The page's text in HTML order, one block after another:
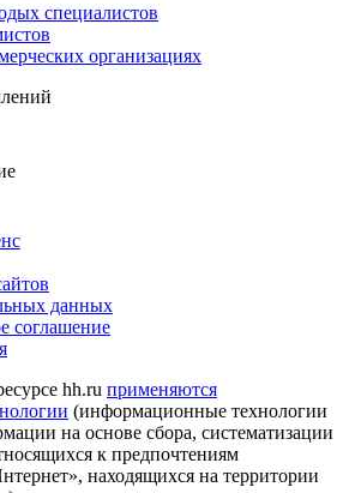
специалистов
организациях
данных
соглашение
hh.ru применяются
(информационные технологии
на основе сбора, систематизации
к предпочтениям
находящихся на территории